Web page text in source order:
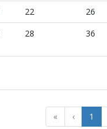
22
26
28 36
« ‹ 1